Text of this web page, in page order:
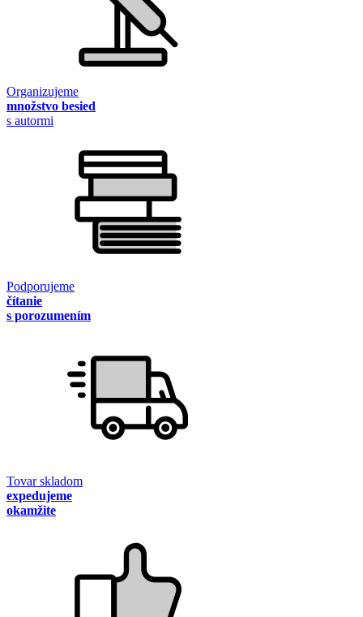
Organizujeme
množstvo besied
s autormi
Podporujeme
čítanie
s porozumením
Tovar skladom
expedujeme
okamžite